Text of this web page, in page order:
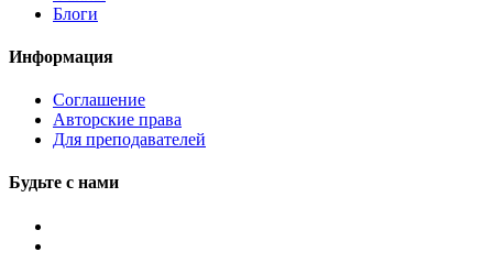
Блоги
Информация
Соглашение
Авторские права
Для преподавателей
Будьте с нами